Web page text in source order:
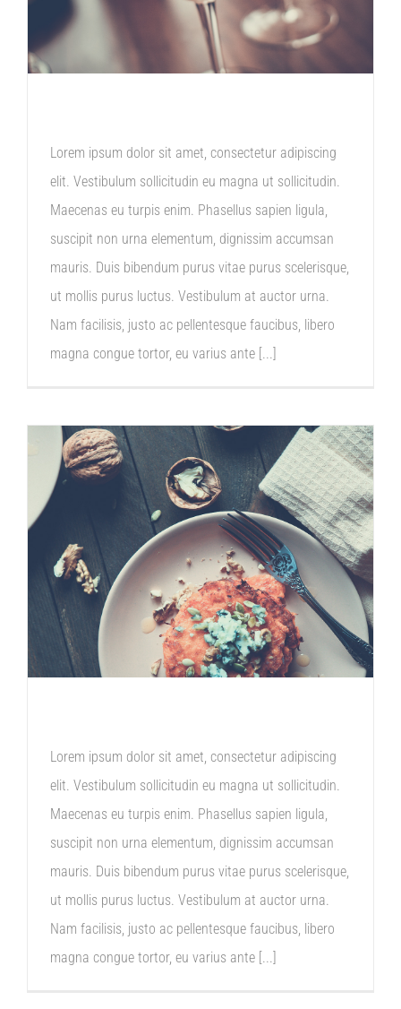
Lorem ipsum dolor sit amet, consectetur adipiscing
elit. Vestibulum sollicitudin eu magna ut sollicitudin.
Maecenas eu turpis enim. Phasellus sapien ligula,
suscipit non urna elementum, dignissim accumsan
mauris. Duis bibendum purus vitae purus scelerisque,
ut mollis purus luctus. Vestibulum at auctor urna.
Nam facilisis, justo ac pellentesque faucibus, libero
magna congue tortor, eu varius ante [...]
Lorem ipsum dolor sit amet, consectetur adipiscing
elit. Vestibulum sollicitudin eu magna ut sollicitudin.
Maecenas eu turpis enim. Phasellus sapien ligula,
suscipit non urna elementum, dignissim accumsan
mauris. Duis bibendum purus vitae purus scelerisque,
ut mollis purus luctus. Vestibulum at auctor urna.
Nam facilisis, justo ac pellentesque faucibus, libero
magna congue tortor, eu varius ante [...]